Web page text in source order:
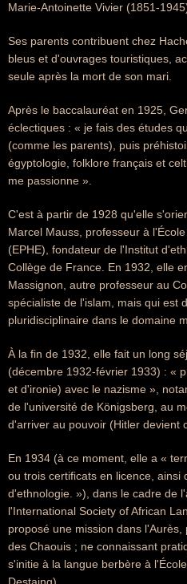
Marie-Antoinette Vivier (1851-
Ses parents contribuent chez
bleus et d'ouvrages touristiques,
seule après la mort de son mari.
Après le baccalauréat en 1925,
éclectiques : « je fais des études
(comme les parents), puis
égyptologie, folklore français et
me passionne ».
C'est à partir de 1928 qu'elle
Marcel Mauss, professeur à
(EPHE), fondateur de l'Institut
Collège de France. En 1932, elle
Massignon, autre professeur au
spécialiste de l'islam, mais qui est
pluridisciplinaire dans le domaine
À la fin de 1932, elle fait un long
(décembre 1932-février 1933) : «
et d'ironie) avec le nazisme »,
de l'université de Königsberg, au
d'arriver au pouvoir (Hitler devient
En 1934 (à ce moment, elle a «
ou trois certificats en licence, ainsi
d'ethnologie. »), dans le cadre de
l'International Society of African
proposé une mission dans
des Chaouis ; ne connaissant
s'initie à la langue berbère à